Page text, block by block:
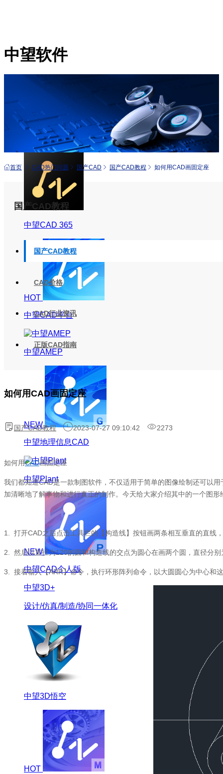
中望软件
中望CAD+
从工具到平台 打造行业解决方案
中望CAD 365
HOT
中望CAD平台
中望AMEP
NEW
中望地理信息CAD
中望Plant
NEW
中望CAD个人版
中望3D+
设计/仿真/制造/协同一体化
中望3D悟空
HOT
首页 CAD热门问题 国产CAD 国产CAD教程 如何用CAD画固定座
国产CAD教程
国产CAD教程
CAD价格
CAD行业资讯
正版CAD指南
如何用CAD画固定座
国产CAD教程 2023-07-27 09:10:42 2273
如何用CAD画固定座
我们都知道CAD是一款制图软件，不仅适用于简单的图像绘制还可以
加清晰地了解事物和进行真正的制作。今天给大家介绍其中的一个图
1. 打开CAD之后点击工具栏的【构造线】按钮画两条相互垂直的直线
2. 然后以直径为120的圆和构造线的交点为圆心在画两个圆，直径分别
3. 接着输入【ARR】命令，执行环形阵列命令，以大圆圆心为中心和